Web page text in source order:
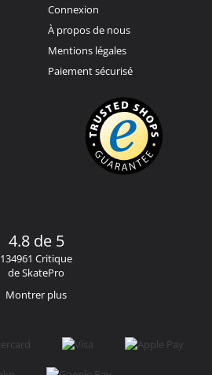
Connexion
À propos de nous
Mentions légales
Paiement sécurisé
4.8 de 5
134961 Critique
de SkatePro
Montrer plus